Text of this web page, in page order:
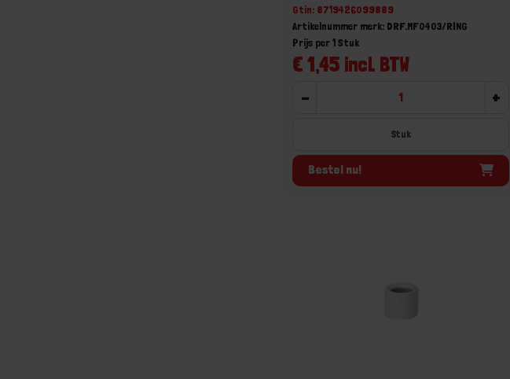
Gtin: 8719426099889
Artikelnummer merk: DRF.MF0403/RING
€ 1,45 incl. BTW
Prijs per 1 Stuk
- +
Stuk
Bestel nu!